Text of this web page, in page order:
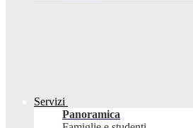
Servizi
Panoramica